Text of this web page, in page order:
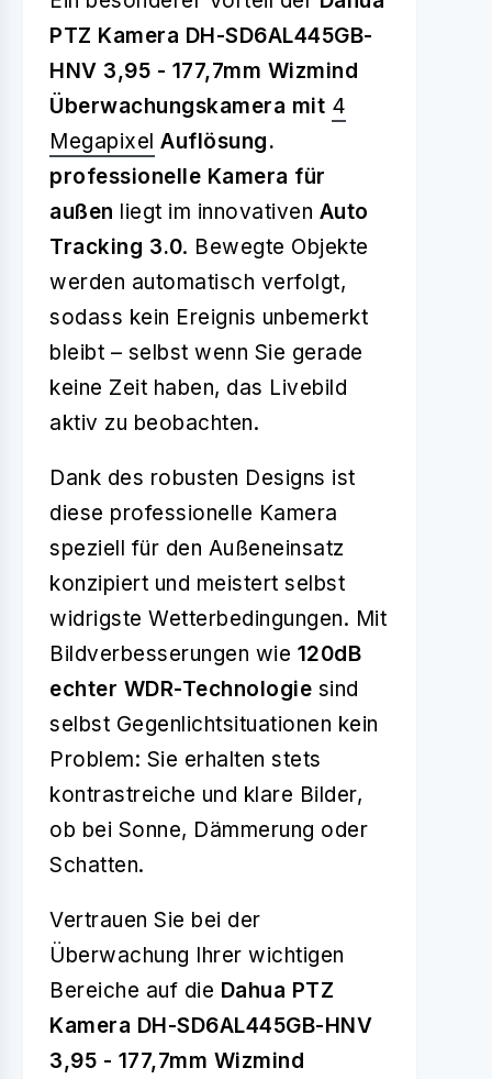
PTZ Kamera DH-SD6AL445GB-
HNV 3,95 - 177,7mm Wizmind
Überwachungskamera mit 4
Megapixel Auflösung.
professionelle Kamera für
außen liegt im innovativen Auto
Tracking 3.0. Bewegte Objekte
werden automatisch verfolgt,
sodass kein Ereignis unbemerkt
bleibt – selbst wenn Sie gerade
keine Zeit haben, das Livebild
aktiv zu beobachten.
Dank des robusten Designs ist
diese professionelle Kamera
speziell für den Außeneinsatz
konzipiert und meistert selbst
widrigste Wetterbedingungen. Mit
Bildverbesserungen wie 120dB
echter WDR-Technologie sind
selbst Gegenlichtsituationen kein
Problem: Sie erhalten stets
kontrastreiche und klare Bilder,
ob bei Sonne, Dämmerung oder
Schatten.
Vertrauen Sie bei der
Überwachung Ihrer wichtigen
Bereiche auf die Dahua PTZ
Kamera DH-SD6AL445GB-HNV
3,95 - 177,7mm Wizmind